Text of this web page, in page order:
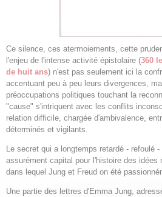
Ce silence, ces atermoiements, cette
l'enjeu de l'intense activité épistolaire (360
de huit ans) n'est pas seulement ici la
accentuant peu à peu leurs divergences,
préoccupations politiques touchant la
"cause" s'intriquent avec les conflits
relation difficile, chargée d'ambivalence,
déterminés et vigilants.
Le secret qui a longtemps retardé - refoulé
assurément capital pour l'histoire des idées
dans lequel Jung et Freud on été
Une partie des lettres d'Emma Jung,